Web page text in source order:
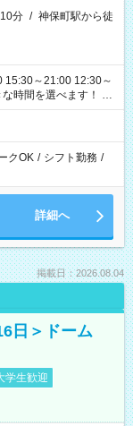
分 / 神保町駅から徒
15:30～21:00 12:30～
クOK / シフト勤務 /
詳細へ
掲載日：2026.08.04
日＞ドーム
学生歓迎